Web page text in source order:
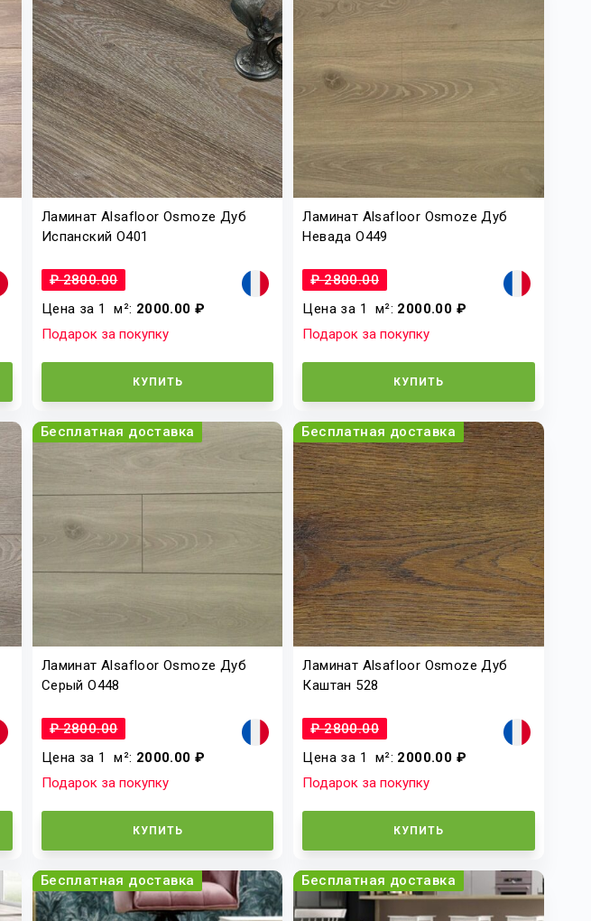
Ламинат Alsafloor Osmoze Дуб
Испанский O401
₽ 2800.00
Цена за 1м²: 2000.00 ₽
Подарок за покупку
КУПИТЬ
Ламинат Alsafloor Osmoze Дуб
Невада O449
₽ 2800.00
Цена за 1 м²: 2000.00 ₽
Подарок за покупку
КУПИТЬ
Бесплатная доставка
Ламинат Alsafloor Osmoze Дуб
Серый O448
₽ 2800.00
Цена за 1м²: 2000.00 ₽
Подарок за покупку
КУПИТЬ
Бесплатная доставка
Ламинат Alsafloor Osmoze Дуб
Каштан 528
₽ 2800.00
Цена за 1 м²: 2000.00 ₽
Подарок за покупку
КУПИТЬ
Бесплатная доставка Бесплатная доставка